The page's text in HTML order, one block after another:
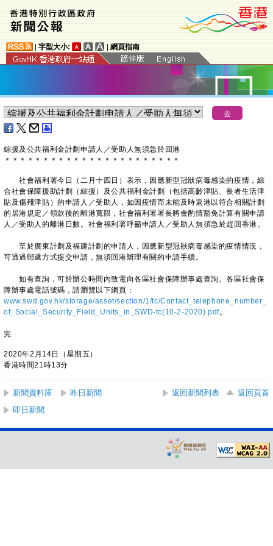
字型大小: 網頁指南
綜援及公共福利金計劃申請人／受助人無須急於回港
＊ ＊ ＊ ＊ ＊ ＊ ＊ ＊ ＊ ＊ ＊ ＊ ＊ ＊ ＊ ＊ ＊ ＊ ＊ ＊ ＊ ＊ ＊
社會福利署今日（二月十四日）表示，因應新型冠狀病毒感染的疫情，綜
合社會保障援助計劃（綜援）及公共福利金計劃（包括高齡津貼、長者生活津
貼及傷殘津貼）的申請人／受助人，如因疫情而未能及時返港以符合相關計劃
的居港規定／領款後的離港寬限，社會福利署署長將會酌情豁免計算有關申請
人／受助人的離港日數。社會福利署呼籲申請人／受助人無須急於趕回香港。
至於廣東計劃及福建計劃的申請人，因應新型冠狀病毒感染的疫情情況，
可透過郵遞方式提交申請，無須回港辦理有關的申請手續。
如有查詢，可於辦公時間內致電向各區社會保障辦事處查詢。各區社會保
障辦事處電話號碼，請瀏覽以下網頁：
www.swd.gov.hk/storage/asset/section/1/tc/Contact_telephone_number_
of_Social_Security_Field_Units_in_SWD-tc(10-2-2020).pdf。
完
2020年2月14日（星期五）
香港時間21時13分
新聞資料庫 昨日新聞 返回新聞列表
返回頁首
即日新聞